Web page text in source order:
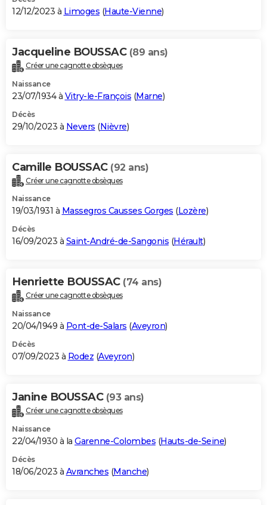
12/12/2023 à Limoges (Haute-Vienne)
Jacqueline BOUSSAC (89 ans)
Créer une cagnotte obsèques
Naissance
23/07/1934 à Vitry-le-François (Marne)
Décès
29/10/2023 à Nevers (Nièvre)
Camille BOUSSAC (92 ans)
Créer une cagnotte obsèques
Naissance
19/03/1931 à Massegros Causses Gorges (Lozère)
Décès
16/09/2023 à Saint-André-de-Sangonis (Hérault)
Henriette BOUSSAC (74 ans)
Créer une cagnotte obsèques
Naissance
20/04/1949 à Pont-de-Salars (Aveyron)
Décès
07/09/2023 à Rodez (Aveyron)
Janine BOUSSAC (93 ans)
Créer une cagnotte obsèques
Naissance
22/04/1930 à la Garenne-Colombes (Hauts-de-Seine)
Décès
18/06/2023 à Avranches (Manche)